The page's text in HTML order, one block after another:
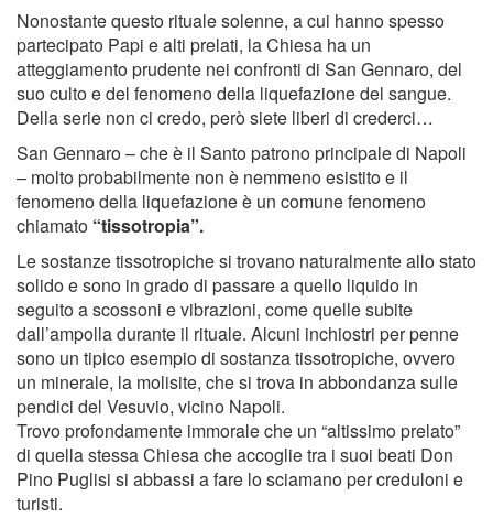
Nonostante questo rituale solenne, a cui hanno spesso
partecipato Papi e alti prelati, la Chiesa ha un
atteggiamento prudente nei confronti di San Gennaro, del
suo culto e del fenomeno della liquefazione del sangue.
Della serie non ci credo, però siete liberi di crederci…
San Gennaro – che è il Santo patrono principale di Napoli
– molto probabilmente non è nemmeno esistito e il
fenomeno della liquefazione è un comune fenomeno
chiamato “tissotropia”.
Le sostanze tissotropiche si trovano naturalmente allo stato
solido e sono in grado di passare a quello liquido in
seguito a scossoni e vibrazioni, come quelle subite
dall’ampolla durante il rituale. Alcuni inchiostri per penne
sono un tipico esempio di sostanza tissotropiche, ovvero
un minerale, la molisite, che si trova in abbondanza sulle
pendici del Vesuvio, vicino Napoli.
Trovo profondamente immorale che un “altissimo prelato”
di quella stessa Chiesa che accoglie tra i suoi beati Don
Pino Puglisi si abbassi a fare lo sciamano per creduloni e
turisti.